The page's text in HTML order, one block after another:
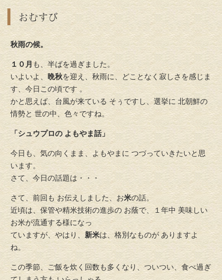
おむすび
秋雨の候。
１０月も、半ばを過ぎました。
いよいよ、 晩秋を迎え、秋雨に、どことなく寂しさを感じま
す、今日この頃です 。
かと思えば、台風が来ている そぅですし、選挙に 北朝鮮の
情勢と 世の中、色々ですね。
「シュウプロの よもやま話」
今日も、気の向くまま、よもやまに つづっていきたいと思
います。
さて、今日の話題は・・・
さて、前回も お伝えしました、お米の話。
近頃は、保管や精米技術の進歩の お蔭で、１年中 美味しい
お米が流通する様になっ
ていますが、やはり、 新米は、格別なものが ありますよ
ね。
この季節、ご飯を炊く回数も多くなり、ついつい、食べ過ぎ